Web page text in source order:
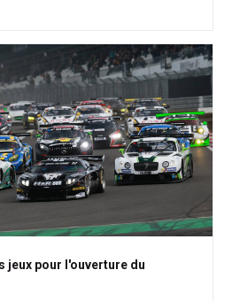
jeux pour l'ouverture du